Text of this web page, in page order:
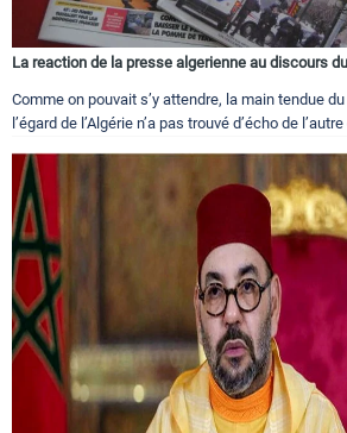
La reaction de la presse algerienne au discours
Comme on pouvait s’y attendre, la main tendue
l’égard de l’Algérie n’a pas trouvé d’écho de